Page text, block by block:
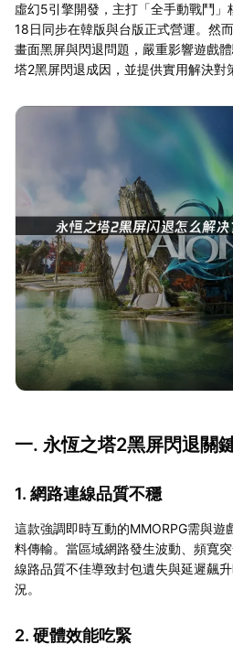
虛幻5引擎開發，主打「全手動戰鬥」
18日同步在韓版與台版正式營運。然
畫面黑屏與閃退問題，嚴重影響遊戲
塔2黑屏閃退成因，並提供實用解決對
一. 永恆之塔2黑屏閃退關
1. 網路連線品質不穩
這款強調即時互動的MMORPG需與遊
料傳輸。當區域網路發生波動、頻寬
線路品質不佳導致封包遺失與延遲飆
況。
2. 硬體效能吃緊